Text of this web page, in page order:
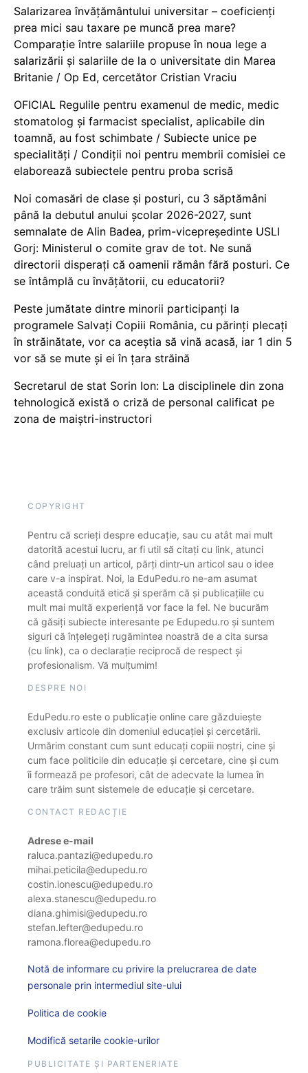
Salarizarea învățământului universitar – coeficienți
prea mici sau taxare pe muncă prea mare?
Comparație între salariile propuse în noua lege a
salarizării și salariile de la o universitate din Marea
Britanie / Op Ed, cercetător Cristian Vraciu
OFICIAL Regulile pentru examenul de medic, medic
stomatolog și farmacist specialist, aplicabile din
toamnă, au fost schimbate / Subiecte unice pe
specialități / Condiții noi pentru membrii comisiei ce
elaborează subiectele pentru proba scrisă
Noi comasări de clase și posturi, cu 3 săptămâni
până la debutul anului școlar 2026-2027, sunt
semnalate de Alin Badea, prim-vicepreședinte USLI
Gorj: Ministerul o comite grav de tot. Ne sună
directorii disperați că oamenii rămân fără posturi. Ce
se întâmplă cu învățătorii, cu educatorii?
Peste jumătate dintre minorii participanți la
programele Salvați Copiii România, cu părinți plecați
în străinătate, vor ca aceștia să vină acasă, iar 1 din 5
vor să se mute și ei în țara străină
Secretarul de stat Sorin Ion: La disciplinele din zona
tehnologică există o criză de personal calificat pe
zona de maiștri-instructori
COPYRIGHT
Pentru că scrieți despre educație, sau cu atât mai mult
datorită acestui lucru, ar fi util să citați cu link, atunci
când preluați un articol, părți dintr-un articol sau o idee
care v-a inspirat. Noi, la EduPedu.ro ne-am asumat
această conduită etică și sperăm că și publicațiile cu
mult mai multă experiență vor face la fel. Ne bucurăm
că găsiți subiecte interesante pe Edupedu.ro și suntem
siguri că înțelegeți rugămintea noastră de a cita sursa
(cu link), ca o declarație reciprocă de respect și
profesionalism. Vă mulțumim!
DESPRE NOI
EduPedu.ro este o publicație online care găzduiește
exclusiv articole din domeniul educației și cercetării.
Urmărim constant cum sunt educați copiii noștri, cine și
cum face politicile din educație și cercetare, cine și cum
îi formează pe profesori, cât de adecvate la lumea în
care trăim sunt sistemele de educație și cercetare.
CONTACT REDACȚIE
Adrese e-mail
raluca.pantazi@edupedu.ro
mihai.peticila@edupedu.ro
costin.ionescu@edupedu.ro
alexa.stanescu@edupedu.ro
diana.ghimisi@edupedu.ro
stefan.lefter@edupedu.ro
ramona.florea@edupedu.ro
Notă de informare cu privire la prelucrarea de date
personale prin intermediul site-ului
Politica de cookie
Modifică setarile cookie-urilor
PUBLICITATE ȘI PARTENERIATE